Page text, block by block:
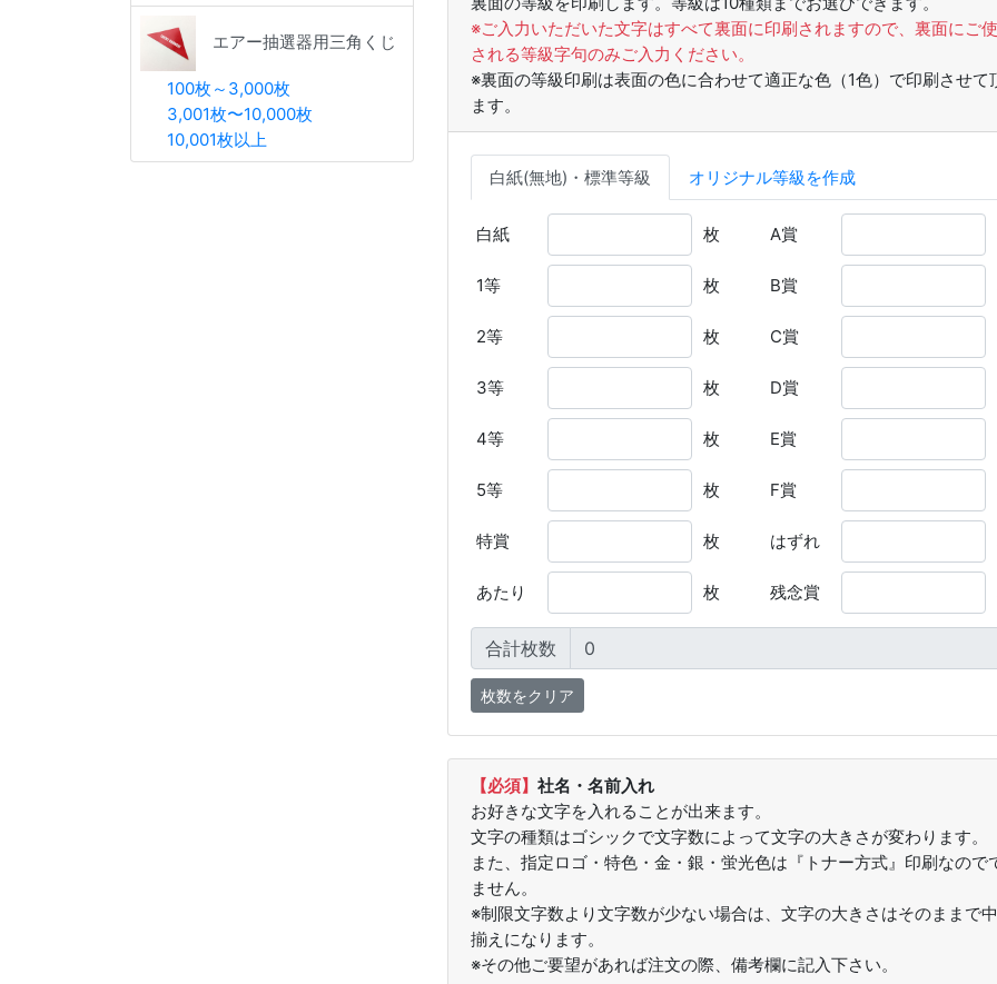
エアー抽選器用三角くじ
100枚～3,000枚
3,001枚〜10,000枚
10,001枚以上
※ご入力いただいた文字はすべて裏面に印刷されますので、裏面にご
される等級字句のみご入力ください。
※裏面の等級印刷は表面の色に合わせて適正な色（1色）で印刷させて
ます。
白紙(無地)・ 標準等級 オリジナル等級を作成
白紙 枚
1等 枚
2等 枚
3等 枚
4等 枚
5等 枚
特賞 枚
あたり 枚
A賞
B賞
C賞
D賞
E賞
F賞
はずれ
残念賞
合計枚数
【必須】 社名・名前入れ
お好きな文字を入れることが出来ます。
文字の種類はゴシックで文字数によって文字の大きさが変わります。
また、指定ロゴ・特色・金・銀・蛍光色は『トナー方式』印刷なので
ません。
※制限文字数より文字数が少ない場合は、文字の大きさはそのままで
揃えになります。
※その他ご要望があれば注文の際、備考欄に記入下さい。